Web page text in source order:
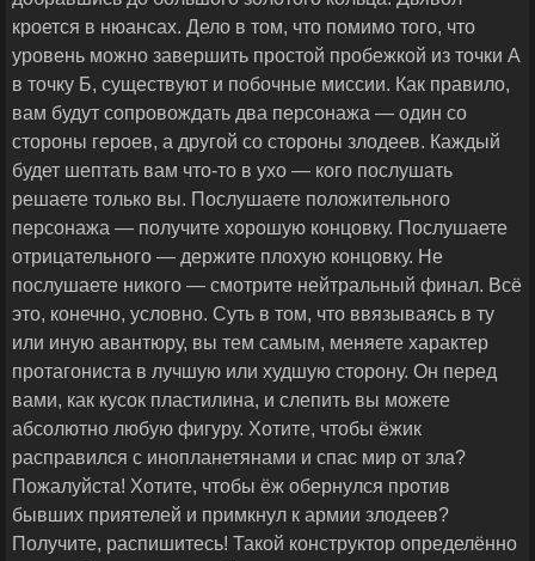
кроется в нюансах. Дело в том, что помимо того, что
уровень можно завершить простой пробежкой из точки А
в точку Б, существуют и побочные миссии. Как правило,
вам будут сопровождать два персонажа — один со
стороны героев, а другой со стороны злодеев. Каждый
будет шептать вам что-то в ухо — кого послушать
решаете только вы. Послушаете положительного
персонажа — получите хорошую концовку. Послушаете
отрицательного — держите плохую концовку. Не
послушаете никого — смотрите нейтральный финал. Всё
это, конечно, условно. Суть в том, что ввязываясь в ту
или иную авантюру, вы тем самым, меняете характер
протагониста в лучшую или худшую сторону. Он перед
вами, как кусок пластилина, и слепить вы можете
абсолютно любую фигуру. Хотите, чтобы ёжик
расправился с инопланетянами и спас мир от зла?
Пожалуйста! Хотите, чтобы ёж обернулся против
бывших приятелей и примкнул к армии злодеев?
Получите, распишитесь! Такой конструктор определённо